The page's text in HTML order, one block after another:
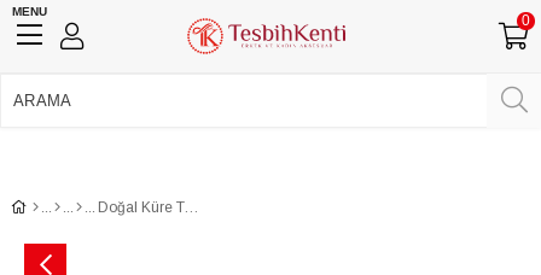
MENU
0
Doğal Küre Tane Kırmızı Akik Taşı Tesbih